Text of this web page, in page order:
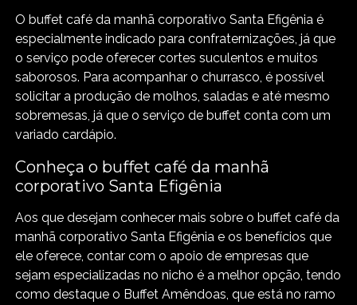
O buffet café da manhã corporativo Santa Efigênia é
especialmente indicado para confraternizações, já que
o serviço pode oferecer cortes suculentos e muitos
saborosos. Para acompanhar o churrasco, é possível
solicitar a produção de molhos, saladas e até mesmo
sobremesas, já que o serviço de buffet conta com um
variado cardápio.
Conheça o buffet café da manhã
corporativo Santa Efigênia
Aos que desejam conhecer mais sobre o buffet café da
manhã corporativo Santa Efigênia e os benefícios que
ele oferece, contar com o apoio de empresas que
sejam especializadas no nicho é a melhor opção, tendo
como destaque o Buffet Amêndoas, que está no ramo